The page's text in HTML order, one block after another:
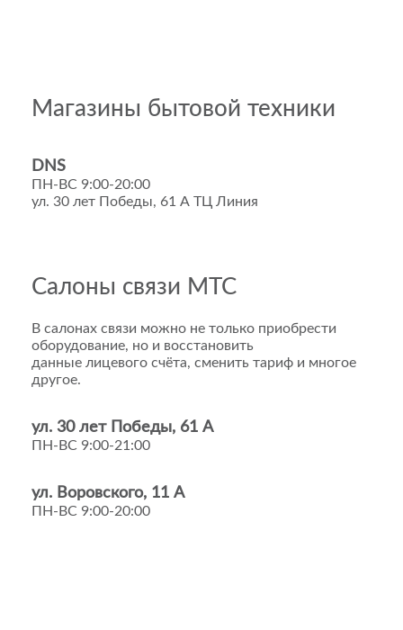
Магазины бытовой техники
DNS
ПН-ВС 9:00-20:00
ул. 30 лет Победы, 61 А ТЦ Линия
Салоны связи МТС
В салонах связи можно не только приобрести
оборудование, но и восстановить
данные лицевого счёта, сменить тариф и многое
другое.
ул. 30 лет Победы, 61 А
ПН-ВС 9:00-21:00
ул. Воровского, 11 А
ПН-ВС 9:00-20:00